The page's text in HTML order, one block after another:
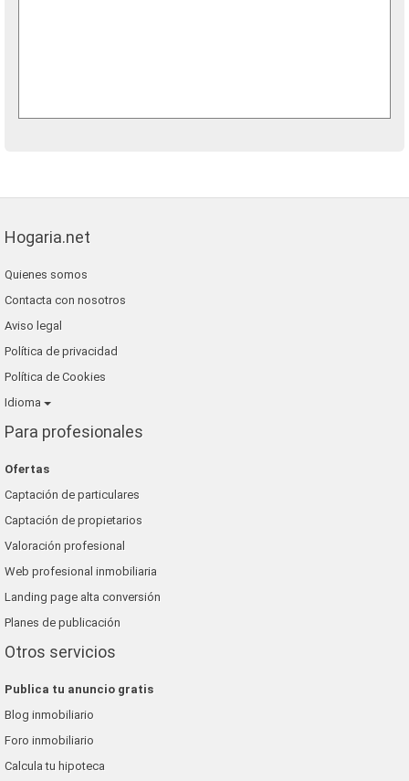
Hogaria.net
Quienes somos
Contacta con nosotros
Aviso legal
Política de privacidad
Política de Cookies
Idioma
Para profesionales
Ofertas
Captación de particulares
Captación de propietarios
Valoración profesional
Web profesional inmobiliaria
Landing page alta conversión
Planes de publicación
Otros servicios
Publica tu anuncio gratis
Blog inmobiliario
Foro inmobiliario
Calcula tu hipoteca